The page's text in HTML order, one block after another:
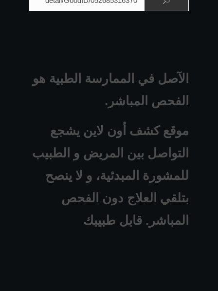
الآصل في الممارسة الطبية هو
الفحص المباشر.
موقع كشف أون لاين يشجع
التواصل بين المريض و الطبيب
للمشورة المبدئية، و لا ينصح
بتلقي العلاج دون الفحص
المباشر. قابل طبيبك